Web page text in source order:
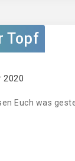
Topf
2020
Euch was